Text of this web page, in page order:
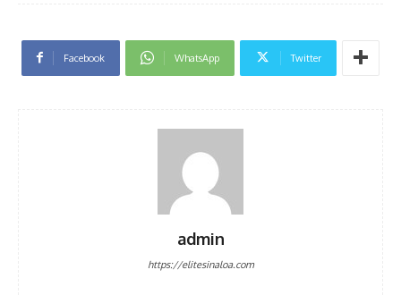
Facebook WhatsApp Twitter
admin
https://elitesinaloa.com